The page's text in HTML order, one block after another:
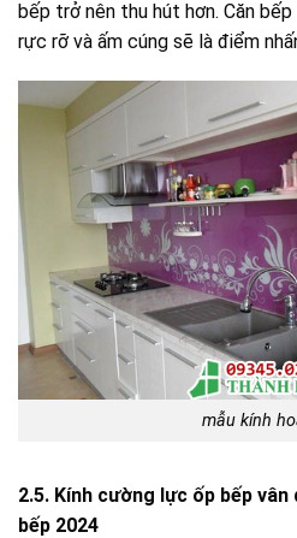
bếp trở nên thu hút hơn. Căn
rực rỡ và ấm cúng sẽ là điểm
mẫu kính
2.5. Kính cường lực ốp bếp
bếp 2024